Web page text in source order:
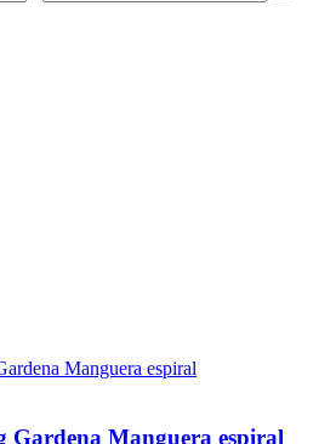
Gardena Manguera espiral